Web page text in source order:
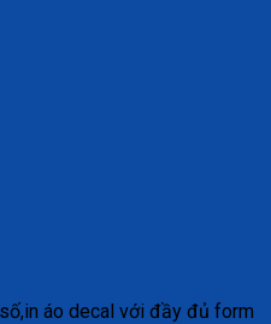
áo decal với đầy đủ form